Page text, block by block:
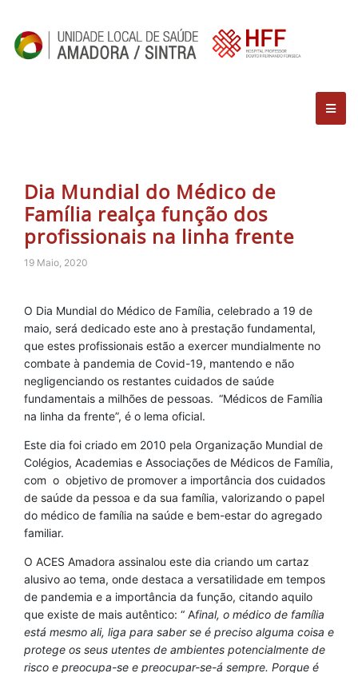
Dia Mundial do Médico de
Família realça função dos
profissionais na linha frente
19 Maio, 2020
O Dia Mundial do Médico de Família, celebrado a 19 de
maio, será dedicado este ano à prestação fundamental,
que estes profissionais estão a exercer mundialmente no
combate à pandemia de Covid-19, mantendo e não
negligenciando os restantes cuidados de saúde
fundamentais a milhões de pessoas. “Médicos de Família
na linha da frente”, é o lema oficial.
Este dia foi criado em 2010 pela Organização Mundial de
Colégios, Academias e Associações de Médicos de Família,
com o objetivo de promover a importância dos cuidados
de saúde da pessoa e da sua família, valorizando o papel
do médico de família na saúde e bem-estar do agregado
familiar.
O ACES Amadora assinalou este dia criando um cartaz
alusivo ao tema, onde destaca a versatilidade em tempos
de pandemia e a importância da função, citando aquilo
que existe de mais autêntico: “ Afinal, o médico de família
está mesmo ali, liga para saber se é preciso alguma coisa e
protege os seus utentes de ambientes potencialmente de
risco e preocupa-se e preocupar-se-á sempre. Porque é